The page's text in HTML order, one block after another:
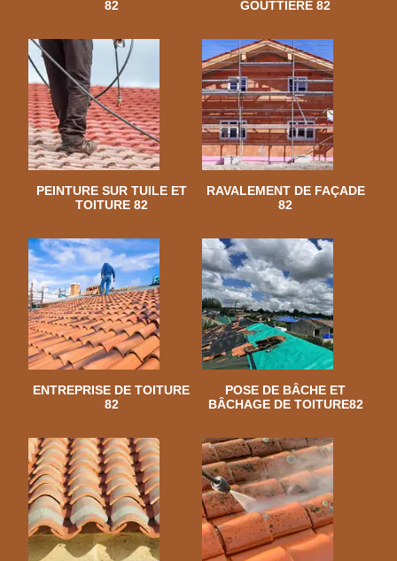
82
GOUTTIÈRE 82
PEINTURE SUR TUILE ET
TOITURE 82
RAVALEMENT DE FAÇADE
82
ENTREPRISE DE TOITURE
82
POSE DE BÂCHE ET
BÂCHAGE DE TOITURE82